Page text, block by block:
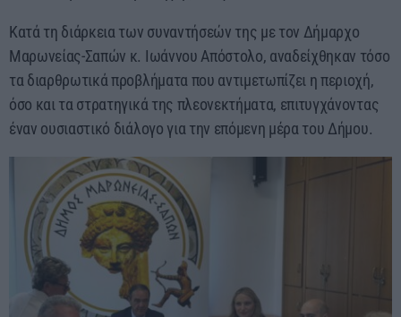
Κατά τη διάρκεια των συναντήσεών της με τον Δήμαρχο
Μαρωνείας-Σαπών κ. Ιωάννου Απόστολο, αναδείχθηκαν τόσο
τα διαρθρωτικά προβλήματα που αντιμετωπίζει η περιοχή,
όσο και τα στρατηγικά της πλεονεκτήματα, επιτυγχάνοντας
έναν ουσιαστικό διάλογο για την επόμενη μέρα του Δήμου.